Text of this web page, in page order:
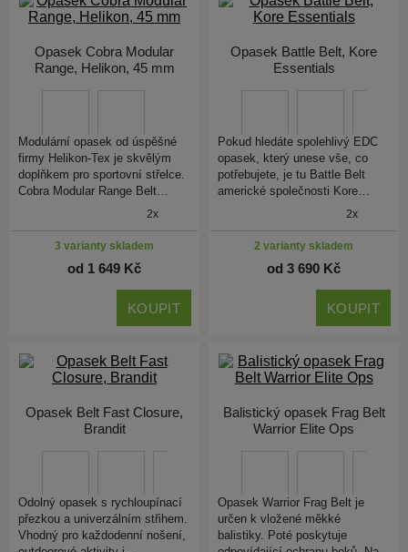
Opasek Cobra Modular
Range, Helikon, 45 mm
Modulární opasek od úspěšné
firmy Helikon-Tex je skvělým
doplňkem pro sportovní střelce.
Cobra Modular Range Belt…
2x
3 varianty skladem
od 1 649 Kč
KOUPIT
Opasek Battle Belt, Kore
Essentials
Pokud hledáte spolehlivý EDC
opasek, který unese vše, co
potřebujete, je tu Battle Belt
americké společnosti Kore…
2x
2 varianty skladem
od 3 690 Kč
KOUPIT
Opasek Belt Fast Closure,
Brandit
Odolný opasek s rychloupínací
přezkou a univerzálním střihem.
Vhodný pro každodenní nošení,
Balistický opasek Frag Belt
Warrior Elite Ops
Opasek Warrior Frag Belt je
určen k vložené měkké
balistiky. Poté poskytuje